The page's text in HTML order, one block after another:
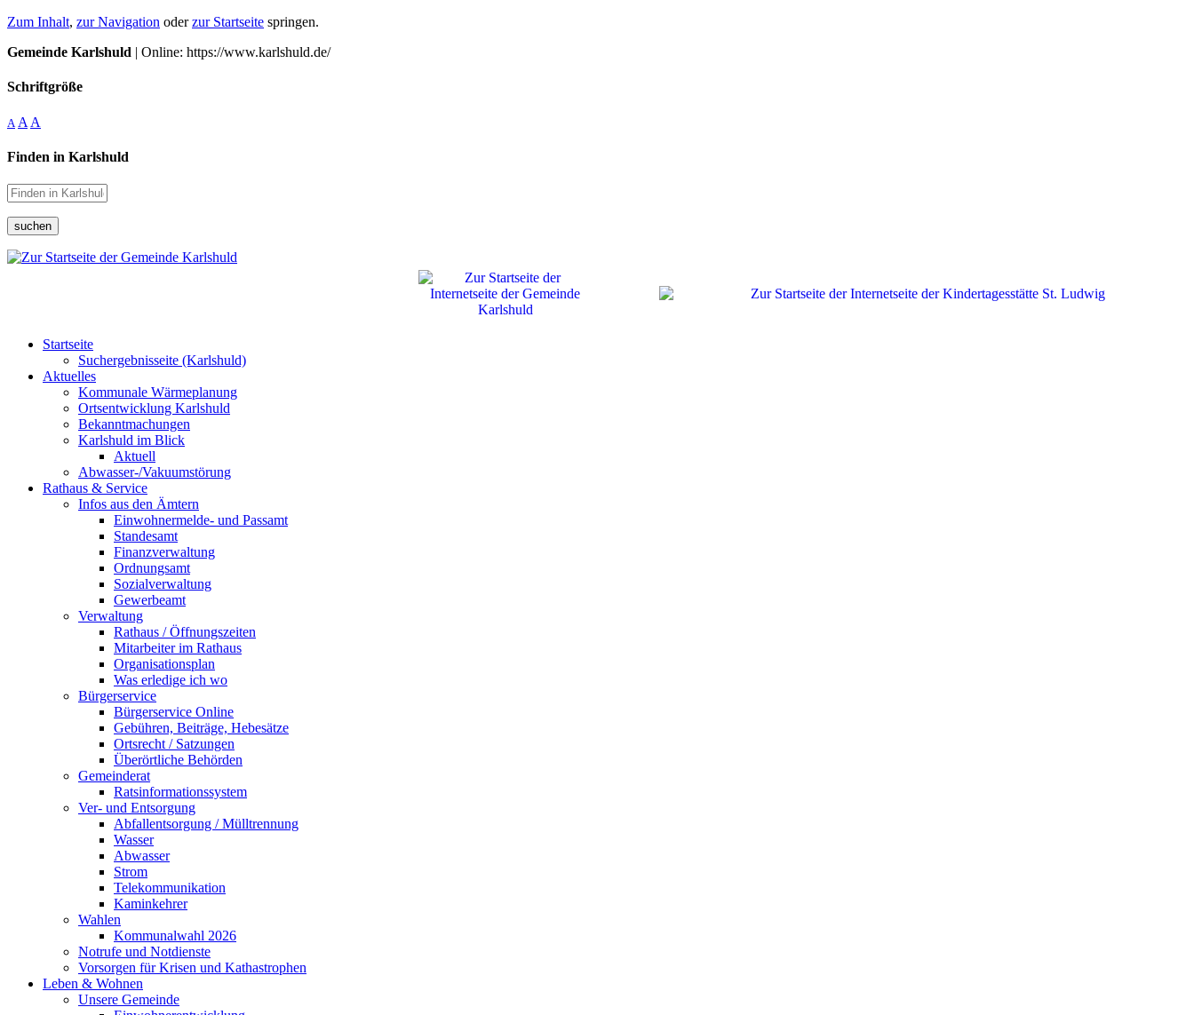
Zum Inhalt, zur Navigation oderzur Startseite springen.
Gemeinde Karlshuld | Online: https://www.karlshuld.de/
Schriftgröße
A A A
Finden in Karlshuld
suchen
Startseite
Suchergebnisseite (Karlshuld)
Aktuelles
Kommunale Wärmeplanung
Ortsentwicklung Karlshuld
Bekanntmachungen
Karlshuld im Blick
Aktuell
Abwasser-/Vakuumstörung
Rathaus & Service
Infos aus den Ämtern
Einwohnermelde- und Passamt
Standesamt
Finanzverwaltung
Ordnungsamt
Sozialverwaltung
Gewerbeamt
Verwaltung
Rathaus / Öffnungszeiten
Mitarbeiter im Rathaus
Organisationsplan
Was erledige ich wo
Bürgerservice
Bürgerservice Online
Gebühren, Beiträge, Hebesätze
Ortsrecht / Satzungen
Überörtliche Behörden
Gemeinderat
Ratsinformationssystem
Ver- und Entsorgung
Abfallentsorgung / Mülltrennung
Wasser
Abwasser
Strom
Telekommunikation
Kaminkehrer
Wahlen
Kommunalwahl 2026
Notrufe und Notdienste
Vorsorgen für Krisen und Kathastrophen
Leben & Wohnen
Unsere Gemeinde